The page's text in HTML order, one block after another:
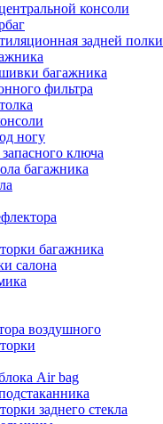
консоли
задней полки
багажника
фильтра
ногу
ключа
багажника
багажника
салона
воздушного
Air bag
заднего стекла